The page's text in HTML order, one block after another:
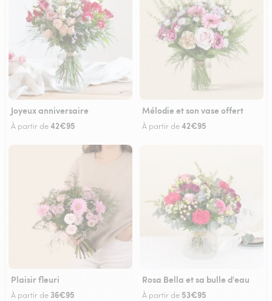
Joyeux anniversaire
À partir de42€95
Mélodie et son vase offert
À partir de42€95
Plaisir fleuri
À partir de 36€95
Rosa Bella et sa bulle d'eau
À partir de 53€95